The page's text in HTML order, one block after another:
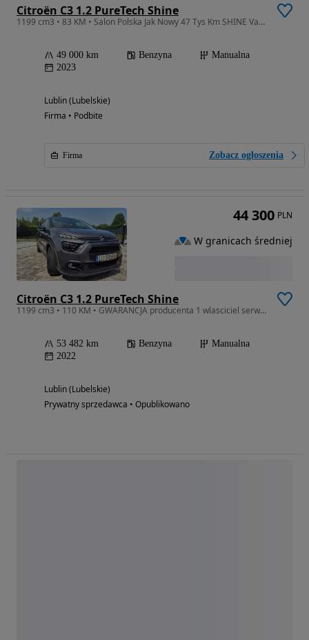
Citroën C3 1.2 PureTech Shine
1199 cm3 • 83 KM • Salon Polska Jak Nowy 47 Tys Km SHINE Vat 23% Dealer Autoryzowany
49 000 km Benzyna
Manualna
2023
Lublin (Lubelskie)
Firma • Podbite
Firma Zobacz ogłoszenia
Citroën C3 1.2 PureTech Shine
1199 cm3 • 110 KM • GWARANCJA producenta 1 wlasciciel serwis w ASO
53 482 km Benzyna
Manualna
2022
Lublin (Lubelskie)
Prywatny sprzedawca • Opublikowano
44 300 PLN
W granicach średniej